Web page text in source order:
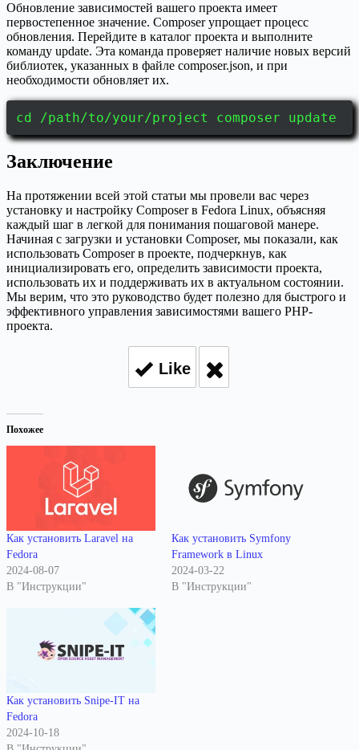
Обновление зависимостей вашего проекта имеет
первостепенное значение. Composer упрощает процесс
обновления. Перейдите в каталог проекта и выполните
команду update. Эта команда проверяет наличие новых версий
библиотек, указанных в файле composer.json, и при
необходимости обновляет их.
cd /path/to/your/project composer update
Заключение
На протяжении всей этой статьи мы провели вас через
установку и настройку Composer в Fedora Linux, объясняя
каждый шаг в легкой для понимания пошаговой манере.
Начиная с загрузки и установки Composer, мы показали, как
использовать Composer в проекте, подчеркнув, как
инициализировать его, определить зависимости проекта,
использовать их и поддерживать их в актуальном состоянии.
Мы верим, что это руководство будет полезно для быстрого и
эффективного управления зависимостями вашего PHP-
проекта.
Like
Похожее
Как установить Laravel на
Fedora
2024-08-07
В "Инструкции"
Как установить Symfony
Framework в Linux
2024-03-22
В "Инструкции"
Как установить Snipe-IT на
Fedora
2024-10-18